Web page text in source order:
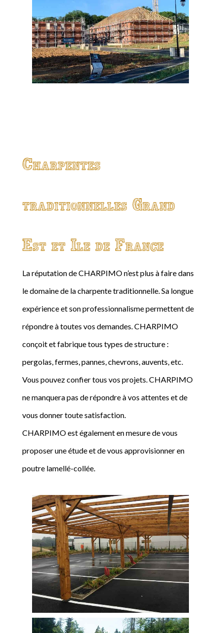
Charpentes
traditionnelles Grand
Est et Ile de France
La réputation de CHARPIMO n’est plus à faire dans
le domaine de la charpente traditionnelle. Sa longue
expérience et son professionnalisme permettent de
répondre à toutes vos demandes. CHARPIMO
conçoit et fabrique tous types de structure :
pergolas, fermes, pannes, chevrons, auvents, etc.
Vous pouvez confier tous vos projets. CHARPIMO
ne manquera pas de répondre à vos attentes et de
vous donner toute satisfaction.
CHARPIMO est également en mesure de vous
proposer une étude et de vous approvisionner en
poutre lamellé-collée.